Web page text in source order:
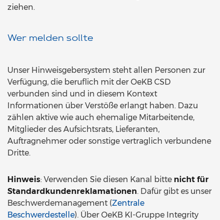
ziehen.
Wer melden sollte
Unser Hinweisgebersystem steht allen Personen zur
Verfügung, die beruflich mit der OeKB CSD
verbunden sind und in diesem Kontext
Informationen über Verstöße erlangt haben. Dazu
zählen aktive wie auch ehemalige Mitarbeitende,
Mitglieder des Aufsichtsrats, Lieferanten,
Auftragnehmer oder sonstige vertraglich verbundene
Dritte.
Hinweis: Verwenden Sie diesen Kanal bitte nicht für
Standardkundenreklamationen. Dafür gibt es unser
Beschwerdemanagement (Zentrale
Beschwerdestelle). Über OeKB KI-Gruppe Integrity